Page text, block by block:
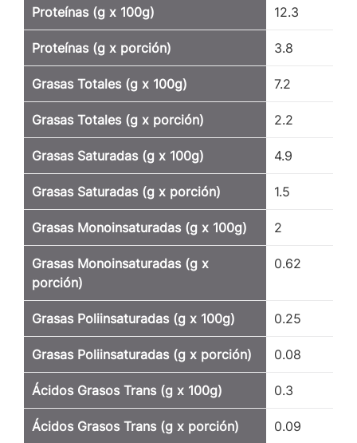
Proteínas (g x 100g) 12.3
Proteínas (g x porción) 3.8
Grasas Totales (g x 100g) 7.2
Grasas Totales (g x porción) 2.2
Grasas Saturadas (g x 100g) 4.9
Grasas Saturadas (g x porción) 1.5
Grasas Monoinsaturadas (g x 100g) 2
Grasas Monoinsaturadas (g x
porción)
0.62
Grasas Poliinsaturadas (g x 100g) 0.25
Grasas Poliinsaturadas (g x porción) 0.08
Ácidos Grasos Trans (g x 100g) 0.3
Ácidos Grasos Trans (g x porción) 0.09